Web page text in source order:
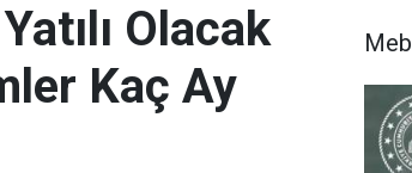
Olacak
Kaç Ay
Meb